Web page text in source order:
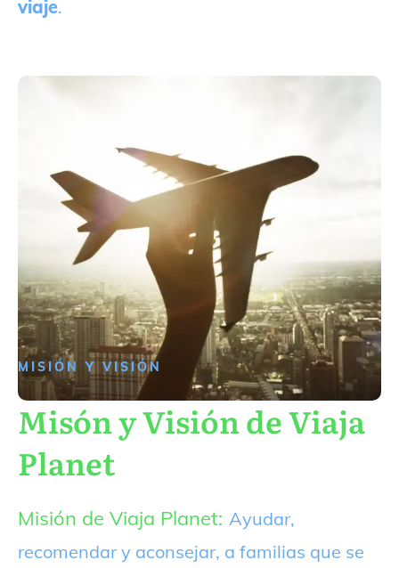
viaje.
MISIÓN Y VISIÓN
Misón y Visión de Viaja
Planet
Misión de Viaja Planet: Ayudar,
recomendar y aconsejar, a familias que se